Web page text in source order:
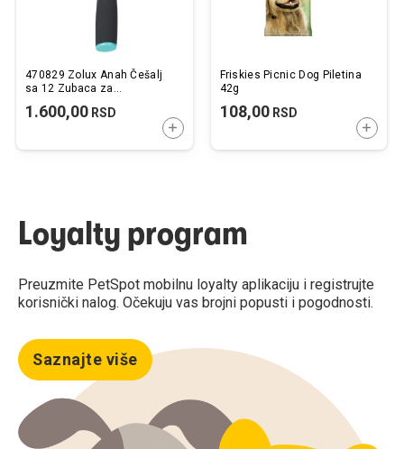
470829 Zolux Anah Češalj
sa 12 Zubaca za
7,7x2,5x19cm
1.600,00 RSD
DODAJTE U KORPU
Friskies Picnic Dog Piletina
42g
108,00RSD
Loyalty program
Preuzmite PetSpot mobilnu loyalty aplikaciju i registrujte
korisnički nalog. Očekuju vas brojni popusti i pogodnosti.
Saznajte više